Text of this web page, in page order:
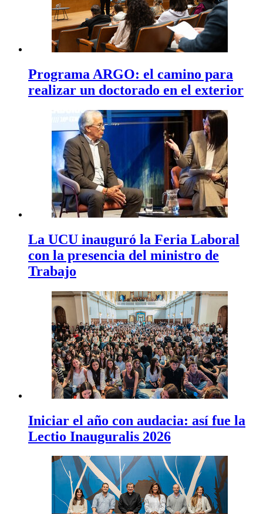
Programa ARGO: el camino para
realizar un doctorado en el exterior
La UCU inauguró la Feria Laboral
con la presencia del ministro de
Trabajo
Iniciar el año con audacia: así fue la
Lectio Inauguralis 2026